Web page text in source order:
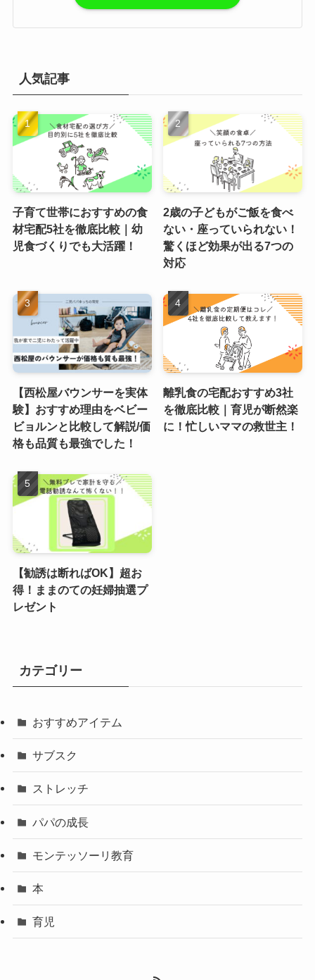
人気記事
子育て世帯におすすめの食
材宅配5社を徹底比較｜幼
児食づくりでも大活躍！
2歳の子どもがご飯を食べ
ない・座っていられない！
驚くほど効果が出る7つの
対応
【西松屋バウンサーを実体
験】おすすめ理由をベビー
ビョルンと比較して解説/価
格も品質も最強でした！
離乳食の宅配おすすめ3社
を徹底比較｜育児が断然楽
に！忙しいママの救世主！
【勧誘は断ればOK】超お
得！ままのての妊婦抽選プ
レゼント
カテゴリー
おすすめアイテム
サブスク
ストレッチ
パパの成長
モンテッソーリ教育
本
育児